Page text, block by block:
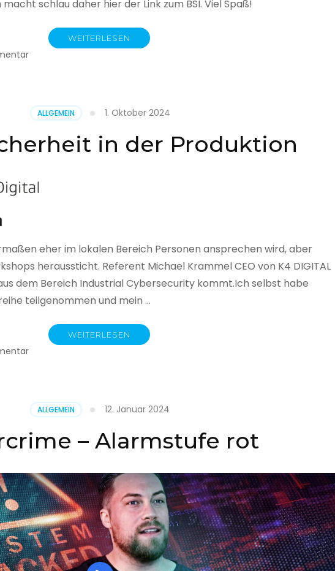
macht schlau daher hier der Link zum BSI. Viel Spaß!
WEITERLESEN
zu
heute
seinen
zur
in
Deutschland
ALLGEMEIN 1. Oktober 2024
in der Produktion
eher im lokalen Bereich Personen ansprechen wird, aber
heraussticht. Referent Michael Krammel CEO von K4 DIGITAL
dem Bereich Industrial Cybersecurity kommt.Ich selbst habe
teilgenommen und mein …
WEITERLESEN
zu
der
Produktion
ALLGEMEIN 12. Januar 2024
– Alarmstufe rot